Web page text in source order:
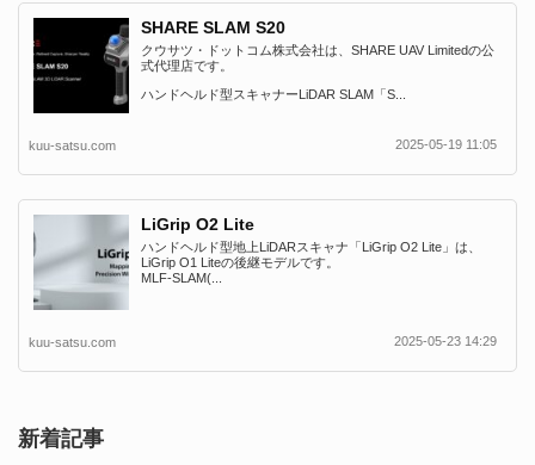
SHARE SLAM S20
クウサツ・ドットコム株式会社は、SHARE UAV Limitedの公
式代理店です。
ハンドヘルド型スキャナーLiDAR SLAM「S...
kuu-satsu.com 2025-05-19 11:05
LiGrip O2 Lite
ハンドヘルド型地上LiDARスキャナ「LiGrip O2 Lite」は、
LiGrip O1 Liteの後継モデルです。
MLF-SLAM(...
kuu-satsu.com 2025-05-23 14:29
新着記事